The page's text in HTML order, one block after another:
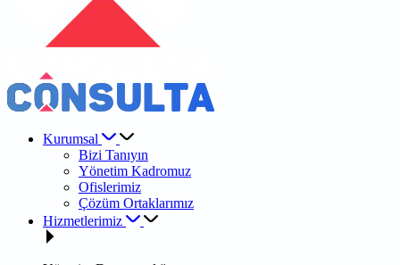
Kurumsal
Bizi Tanıyın
Yönetim Kadromuz
Ofislerimiz
Çözüm Ortaklarımız
Hizmetlerimiz